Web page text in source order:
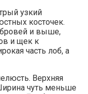
узкий
косточек.
и выше,
и щек к
часть лоб, а
Верхняя
чуть меньше